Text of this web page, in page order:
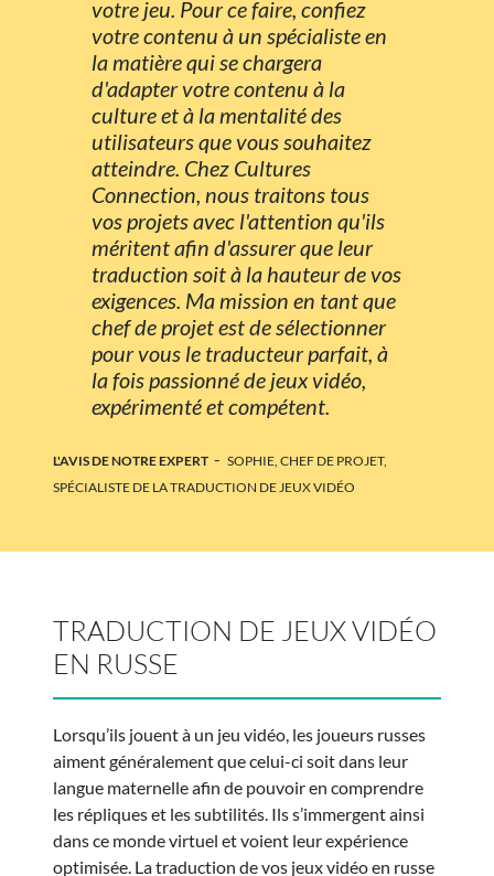
votre jeu. Pour ce faire, confiez
votre contenu à un spécialiste en
la matière qui se chargera
d'adapter votre contenu à la
culture et à la mentalité des
utilisateurs que vous souhaitez
atteindre. Chez Cultures
Connection, nous traitons tous
vos projets avec l'attention qu'ils
méritent afin d'assurer que leur
traduction soit à la hauteur de vos
exigences. Ma mission en tant que
chef de projet est de sélectionner
pour vous le traducteur parfait, à
la fois passionné de jeux vidéo,
expérimenté et compétent.
L'AVIS DE NOTRE EXPERT - SOPHIE, CHEF DE PROJET,
SPÉCIALISTE DE LA TRADUCTION DE JEUX VIDÉO
TRADUCTION DE JEUX VIDÉO
EN RUSSE
Lorsqu’ils jouent à un jeu vidéo, les joueurs russes
aiment généralement que celui-ci soit dans leur
langue maternelle afin de pouvoir en comprendre
les répliques et les subtilités. Ils s’immergent ainsi
dans ce monde virtuel et voient leur expérience
optimisée. La traduction de vos jeux vidéo en russe